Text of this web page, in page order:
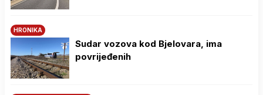
HRONIKA
Sudar vozova kod Bjelovara, ima
povrijeđenih